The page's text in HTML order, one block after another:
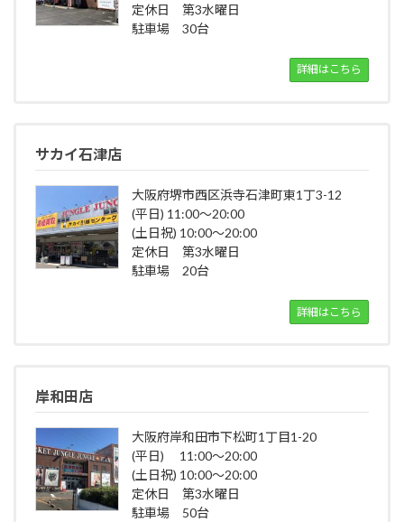
定休日 第3水曜日
駐車場 30台
詳細はこちら
サカイ石津店
大阪府堺市西区浜寺石津町東1丁3-12
(平日) 11:00～20:00
(土日祝) 10:00～20:00
定休日 第3水曜日
駐車場 20台
詳細はこちら
岸和田店
大阪府岸和田市下松町1丁目1-20
(平日) 11:00～20:00
(土日祝) 10:00～20:00
定休日 第3水曜日
駐車場 50台